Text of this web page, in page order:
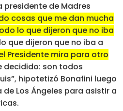
presidente de Madres
cosas que me dan mucha
lo que dijeron que no iba
que dijeron que no iba a
Presidente mira para otro
decidido: son todos
hipotetizó Bonafini luego
Los Ángeles para asistir a